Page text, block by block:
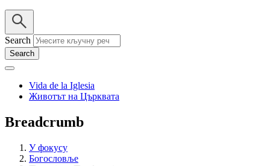
Search
Vida de la Iglesia
Животът на Църквата
Breadcrumb
У фокусу
Богословље